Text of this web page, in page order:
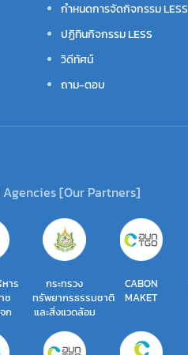
กำหนดการจัดกิจกรรม LESS
ปฏิทินกิจกรรม LESS
วิดีทัศน์
ถาม-ตอบ
[Our Partners]
าร
ซ
ก
กระทรวง
ทรัพยากรธรรมชาติ
และสิ่งแวดล้อม
CABON
MAKET